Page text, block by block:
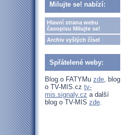
Milujte se! nabízí:
Hlavní strana webu
časopisu Milujte se!
Archiv vyšlých čísel
Spřátelené weby:
Blog o FATYMu zde, blog
o TV-MIS.cz tv-
mis.signaly.cz a další
blog o TV-MIS zde.